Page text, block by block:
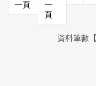
一頁
一
頁
資料筆數